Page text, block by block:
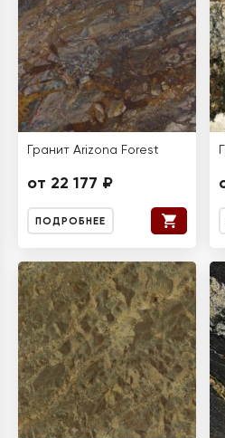
Гранит Arizona Forest
от 22 177 ₽
ПОДРОБНЕЕ